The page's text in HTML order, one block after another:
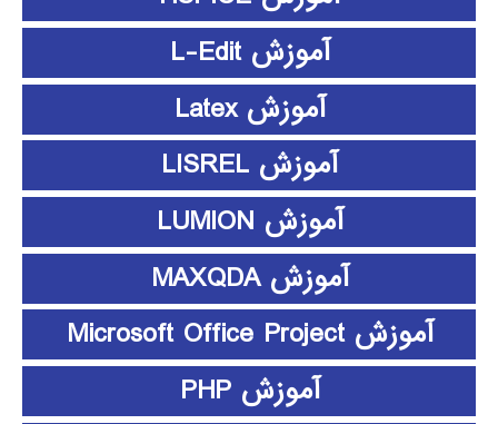
آموزش L-Edit
آموزش Latex
آموزش LISREL
آموزش LUMION
آموزش MAXQDA
آموزش Microsoft Office Project
آموزش PHP